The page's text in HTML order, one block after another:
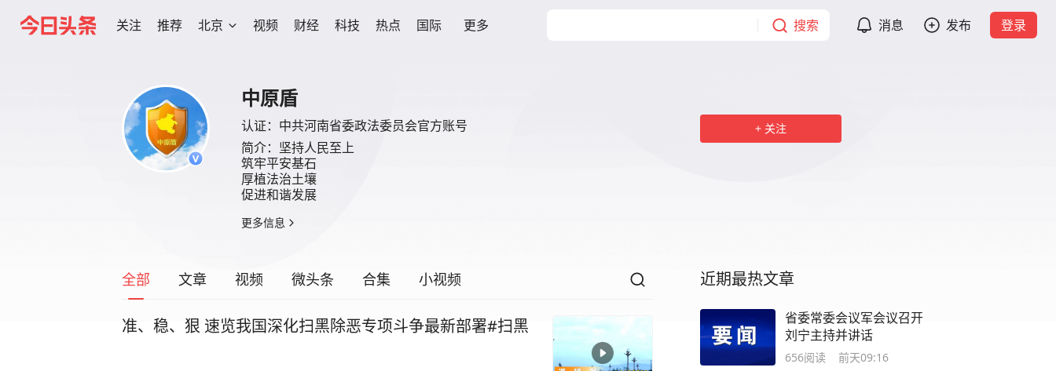
关注 推荐 北京 视频 财经 科技 热点 国际 更多 搜索 消息 发布 登录
中原盾
认证： 中共河南省委政法委员会官方账号
简介： 坚持人民至上
筑牢平安基石
厚植法治土壤
促进和谐发展
更多信息
关注
全部 文章 视频 微头条 合集 小视频
准、稳、狠 速览我国深化扫黑除恶专项斗争最新部署#扫黑
近期最热文章
省委常委会议军会议召开
刘宁主持并讲话
656阅读 前天09:16